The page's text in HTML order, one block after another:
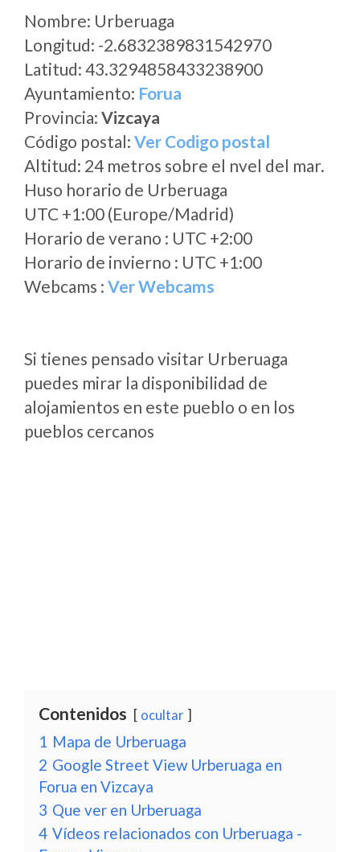
Nombre: Urberuaga
Longitud: -2.6832389831542970
Latitud: 43.3294858433238900
Ayuntamiento: Forua
Provincia: Vizcaya
Código postal: Ver Codigo postal
Altitud: 24 metros sobre el nvel del mar.
Huso horario de Urberuaga
UTC +1:00 (Europe/Madrid)
Horario de verano : UTC +2:00
Horario de invierno : UTC +1:00
Webcams : Ver Webcams
Si tienes pensado visitar Urberuaga
puedes mirar la disponibilidad de
alojamientos en este pueblo o en los
pueblos cercanos
Contenidos ocultar
1 Mapa de Urberuaga
2 Google Street View Urberuaga en
Forua en Vizcaya
3 Que ver en Urberuaga
4 Vídeos relacionados con Urberuaga -